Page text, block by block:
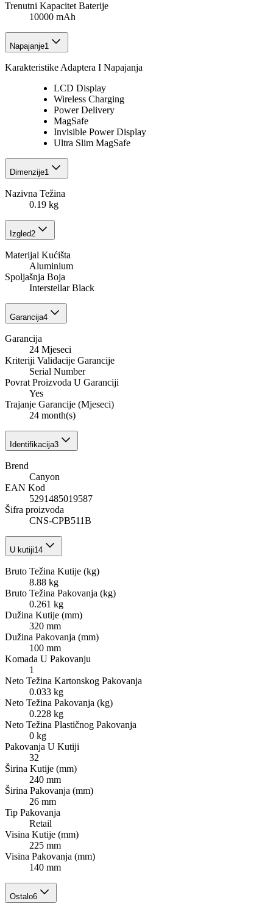
Trenutni Kapacitet Baterije
10000 mAh
Napajanje1
Karakteristike Adaptera I Napajanja
LCD Display
Wireless Charging
Power Delivery
MagSafe
Invisible Power Display
Ultra Slim MagSafe
Dimenzije1
Nazivna Težina
0.19 kg
Izgled2
Materijal Kućišta
Aluminium
Spoljašnja Boja
Interstellar Black
Garancija4
Garancija
24 Mjeseci
Kriteriji Validacije Garancije
Serial Number
Povrat Proizvoda U Garanciji
Yes
Trajanje Garancije (Mjeseci)
24 month(s)
Identifikacija3
Brend
Canyon
EAN Kod
5291485019587
Šifra proizvoda
CNS-CPB511B
U kutiji14
Bruto Težina Kutije (kg)
8.88 kg
Bruto Težina Pakovanja (kg)
0.261 kg
Dužina Kutije (mm)
320 mm
Dužina Pakovanja (mm)
100 mm
Komada U Pakovanju
1
Neto Težina Kartonskog Pakovanja
0.033 kg
Neto Težina Pakovanja (kg)
0.228 kg
Neto Težina Plastičnog Pakovanja
0 kg
Pakovanja U Kutiji
32
Širina Kutije (mm)
240 mm
Širina Pakovanja (mm)
26 mm
Tip Pakovanja
Retail
Visina Kutije (mm)
225 mm
Visina Pakovanja (mm)
140 mm
Ostalo6